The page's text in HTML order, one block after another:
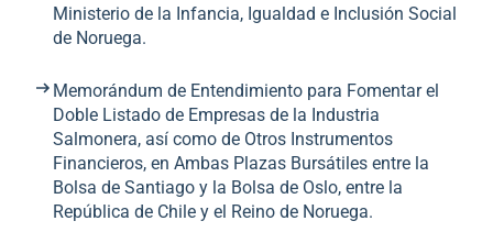
Ministerio de la Infancia, Igualdad e Inclusión Social
de Noruega.
Memorándum de Entendimiento para Fomentar el
Doble Listado de Empresas de la Industria
Salmonera, así como de Otros Instrumentos
Financieros, en Ambas Plazas Bursátiles entre la
Bolsa de Santiago y la Bolsa de Oslo, entre la
República de Chile y el Reino de Noruega.